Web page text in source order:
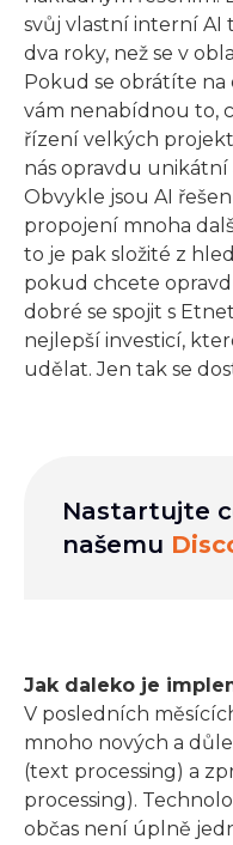
svůj vlastní interní AI
dva roky, než se v
Pokud se obrátíte
vám nenabídnou to,
řízení velkých
nás opravdu unikátní
Obvykle jsou AI
propojení mnoha
to je pak složité z
pokud chcete
dobré se spojit s
nejlepší investicí,
udělat. Jen tak se
Nastartujte
našemu
Jak daleko je
V posledních
mnoho nových a
(text processing) a
processing).
občas není úplně